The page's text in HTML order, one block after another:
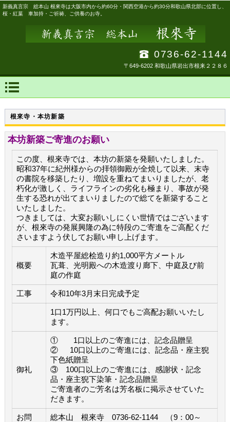
新義真言宗 総本山 根來寺は大阪市内から約60分・関西空港から約30分和歌山県北部に位置し、
桜・紅葉 車加持・ご祈祷、ご供養のお寺。
0736-62-1144
〒649-6202 和歌山県岩出市根来２２８６
根來寺・本坊新築
本坊新築ご寄進のお願い
この度、根來寺では、本坊の新築を発願いたしました。
昭和37年に紀州様からの拝領御殿が全焼して以来、末寺
の書院を移築したり、増設を重ねてまいりましたが、老
朽化が激しく、ライフラインの劣化も極まり、事故が発
生する恐れが出てまいりましたので総てを新築すること
いたしました。
つきましては、大変お願いしにくい世情ではございます
が、根來寺の発展興隆の為に特段のご寄進をご高配くだ
さいますよう伏してお願い申し上げます。
概要
木造平屋総桧造り約1,000平方メートル
瓦葺、光明殿への木造渡り廊下、中庭及び前
庭の作庭
工事 令和10年3月末日完成予定
1口1万円以上、何口でもご高配お願いいたし
ます。
御礼
① 1口以上のご寄進には、記念品贈呈
② 10口以上のご寄進には、記念品・座主猊
下色紙贈呈
③ 100口以上のご寄進には、感謝状・記念
品・座主猊下染筆・記念品贈呈
ご寄進者のご芳名は芳名板に掲示させていた
だきます。
お問
総本山 根來寺 0736-62-1144 （9：00～